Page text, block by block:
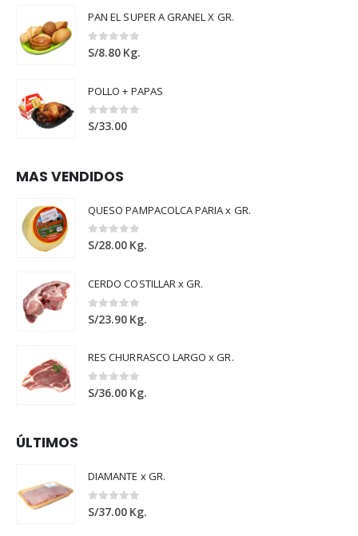
PAN EL SUPER A GRANEL X GR.
0out of 5
S/8.80 Kg.
POLLO + PAPAS
0out of 5
S/33.00
MAS VENDIDOS
QUESO PAMPACOLCA PARIA x GR.
0out of 5
S/28.00 Kg.
CERDO COSTILLAR x GR.
0out of 5
S/23.90 Kg.
RES CHURRASCO LARGO x GR.
0out of 5
S/36.00 Kg.
ÚLTIMOS
DIAMANTE x GR.
0out of 5
S/37.00 Kg.